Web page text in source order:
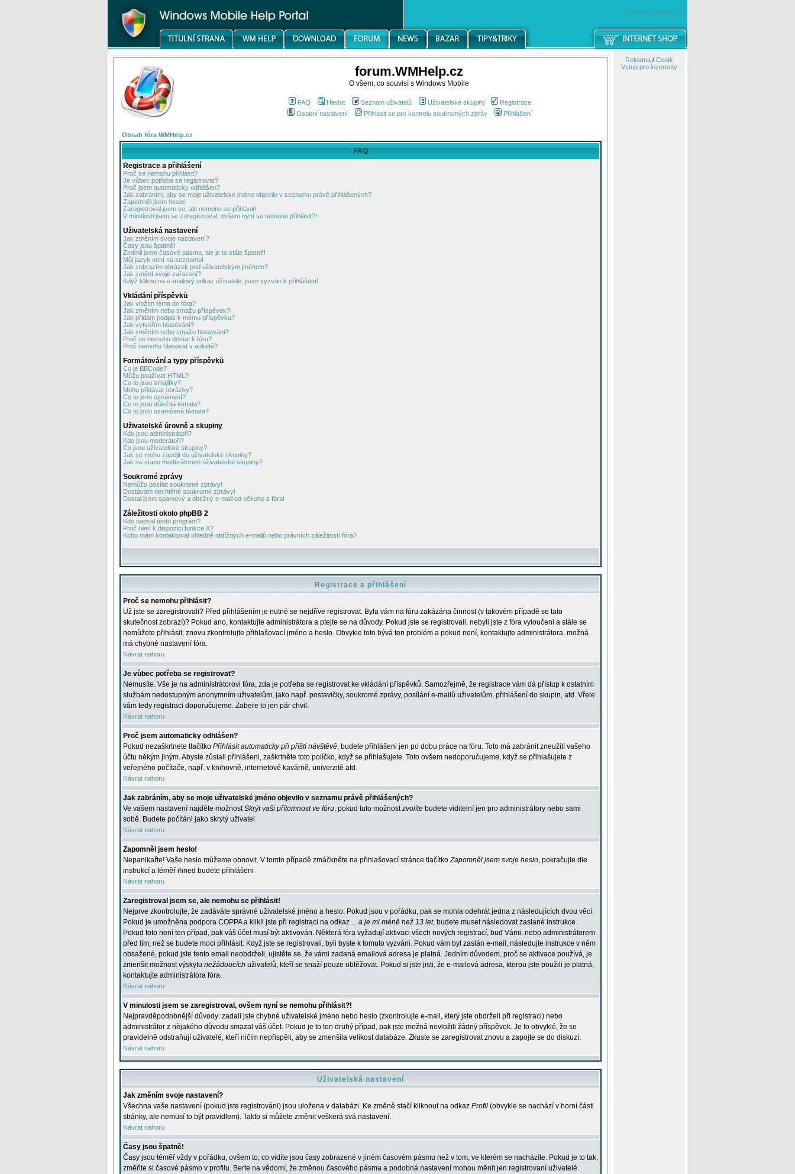
windowsmobile.cz
forum.WMHelp.cz
O všem, co souvisí s Windows Mobile
FAQ Hledat Seznam uživatelů Uživatelské skupiny
Registrace
Osobní nastavení
Přihlásit se pro kontrolu soukromých zpráv Přihlášení
Obsah fóra WMHelp.cz
FAQ
Registrace a přihlášení
Proč se nemohu přihlásit?
Je vůbec potřeba se registrovat?
Proč jsem automaticky odhlášen?
Jak zabráním, aby se moje uživatelské jméno objevilo v seznamu právě přihlášených?
Zapomněl jsem heslo!
Zaregistroval jsem se, ale nemohu se přihlásit!
V minulosti jsem se zaregistroval, ovšem nyní se nemohu přihlásit?!
Uživatelská nastavení
Jak změním svoje nastavení?
Časy jsou špatně!
Změnil jsem časové pásmo, ale je to stále špatně!
Můj jazyk není na seznamu!
Jak zobrazím obrázek pod uživatelským jménem?
Jak změní svoje zařazení?
Když kliknu na e-mailový odkaz uživatele, jsem vyzván k přihlášení!
Vkládání příspěvků
Jak vložím téma do fóra?
Jak změním nebo smažu příspěvek?
Jak přidám podpis k mému příspěvku?
Jak vytvořím hlasování?
Jak změním nebo smažu hlasování?
Proč se nemohu dostat k fóru?
Proč nemohu hlasovat v anketě?
Formátování a typy příspěvků
Co je BBCode?
Můžu používat HTML?
Co to jsou smajlíky?
Mohu přidávat obrázky?
Co to jsou oznámení?
Co to jsou důležitá témata?
Co to jsou uzamčená témata?
Uživatelské úrovně a skupiny
Kdo jsou administrátoři?
Kdo jsou moderátoři?
Co jsou uživatelské skupiny?
Jak se mohu zapojit do uživatelské skupiny?
Jak se stanu moderátorem uživatelské skupiny?
Soukromé zprávy
Nemůžu posílat soukromé zprávy!
Dostávám nechtěné soukromé zprávy!
Dostal jsem spamový a obtížný e-mail od někoho z fóra!
Záležitosti okolo phpBB 2
Kdo napsal tento program?
Proč není k dispozici funkce X?
Koho mám kontaktovat ohledně obtížných e-mailů nebo právních záležitostí fóra?
Registrace a přihlášení
Proč se nemohu přihlásit?
Už jste se zaregistrovali? Před přihlášením je nutné se nejdříve registrovat. Byla vám na fóru zakázána činnost (v takovém případě se tato
skutečnost zobrazí)? Pokud ano, kontaktujte administrátora a ptejte se na důvody. Pokud jste se registrovali, nebyli jste z fóra vyloučeni a stále se
nemůžete přihlásit, znovu zkontrolujte přihlašovací jméno a heslo. Obvykle toto bývá ten problém a pokud není, kontaktujte administrátora, možná
má chybné nastavení fóra.
Návrat nahoru
Je vůbec potřeba se registrovat?
Nemusíte. Vše je na administrátorovi fóra, zda je potřeba se registrovat ke vkládání příspěvků. Samozřejmě, že registrace vám dá přístup k ostatním
službám nedostupným anonymním uživatelům, jako např. postavičky, soukromé zprávy, posílání e-mailů uživatelům, přihlášení do skupin, atd. Vřele
vám tedy registraci doporučujeme. Zabere to jen pár chvil.
Návrat nahoru
Proč jsem automaticky odhlášen?
Pokud nezaškrtnete tlačítko Přihlásit automaticky při příští návštěvě, budete přihlášeni jen po dobu práce na fóru. Toto má zabránit zneužití vašeho
účtu někým jiným. Abyste zůstali přihlášeni, zaškrtněte toto políčko, když se přihlašujete. Toto ovšem nedoporučujeme, když se přihlašujete z
veřejného počítače, např. v knihovně, internetové kavárně, univerzitě atd.
Návrat nahoru
Jak zabráním, aby se moje uživatelské jméno objevilo v seznamu právě přihlášených?
Ve vašem nastavení najděte možnostSkrýt vaši přítomnost ve fóru, pokud tuto možnostzvolíte budete viditelní jen pro administrátory nebo sami
sobě. Budete počítáni jako skrytý uživatel.
Návrat nahoru
Zapomněl jsem heslo!
Nepanikařte! Vaše heslo můžeme obnovit. V tomto případě zmáčkněte na přihlašovací stránce tlačítkoZapomněl jsem svoje heslo, pokračujte dle
instrukcí a téměř ihned budete přihlášeni
Návrat nahoru
Zaregistroval jsem se, ale nemohu se přihlásit!
Nejprve zkontrolujte, že zadáváte správné uživatelské jméno a heslo. Pokud jsou v pořádku, pak se mohla odehrát jedna z následujících dvou věcí.
Pokud je umožněna podpora COPPA a klikli jste při registraci na odkaz ... a je mi méně než 13 let, budete muset následovat zaslané instrukce.
Pokud toto není ten případ, pak váš účet musí být aktivován. Některá fóra vyžadují aktivaci všech nových registrací, buď Vámi, nebo administrátorem
před tím, než se budete moci přihlásit. Když jste se registrovali, byli byste k tomuto vyzváni. Pokud vám byl zaslán e-mail, následujte instrukce v něm
obsažené, pokud jste tento email neobdrželi, ujistěte se, že vámi zadaná emailová adresa je platná. Jedním důvodem, proč se aktivace používá, je
zmenšit možnost výskytu nežádoucích uživatelů, kteří se snaží pouze obtěžovat. Pokud si jste jisti, že e-mailová adresa, kterou jste použili je platná,
kontaktujte administrátora fóra.
Návrat nahoru
V minulosti jsem se zaregistroval, ovšem nyní se nemohu přihlásit?!
Nejpravděpodobnější důvody: zadali jste chybné uživatelské jméno nebo heslo (zkontrolujte e-mail, který jste obdrželi při registraci) nebo
administrátor z nějakého důvodu smazal váš účet. Pokud je to ten druhý případ, pak jste možná nevložili žádný příspěvek. Je to obvyklé, že se
pravidelně odstraňují uživatelé, kteří ničím nepřispěli, aby se zmenšila velikost databáze. Zkuste se zaregistrovat znovu a zapojte se do diskuzí.
Návrat nahoru
Uživatelská nastavení
Jak změním svoje nastavení?
Všechna vaše nastavení (pokud jste registrováni) jsou uložena v databázi. Ke změně stačí kliknout na odkaz Profil (obvykle se nachází v horní části
stránky, ale nemusí to být pravidlem). Takto si můžete změnit veškerá svá nastavení.
Návrat nahoru
Časy jsou špatně!
Časy jsou téměř vždy v pořádku, ovšem to, co vidíte jsou časy zobrazené v jiném časovém pásmu než v tom, ve kterém se nacházíte. Pokud je to tak,
změňte si časové pásmo v profilu. Berte na vědomí, že změnou časového pásma a podobná nastavení mohou měnit jen registrovaní uživatelé.
Reklama/ Ceník
Vstup pro inzerenty